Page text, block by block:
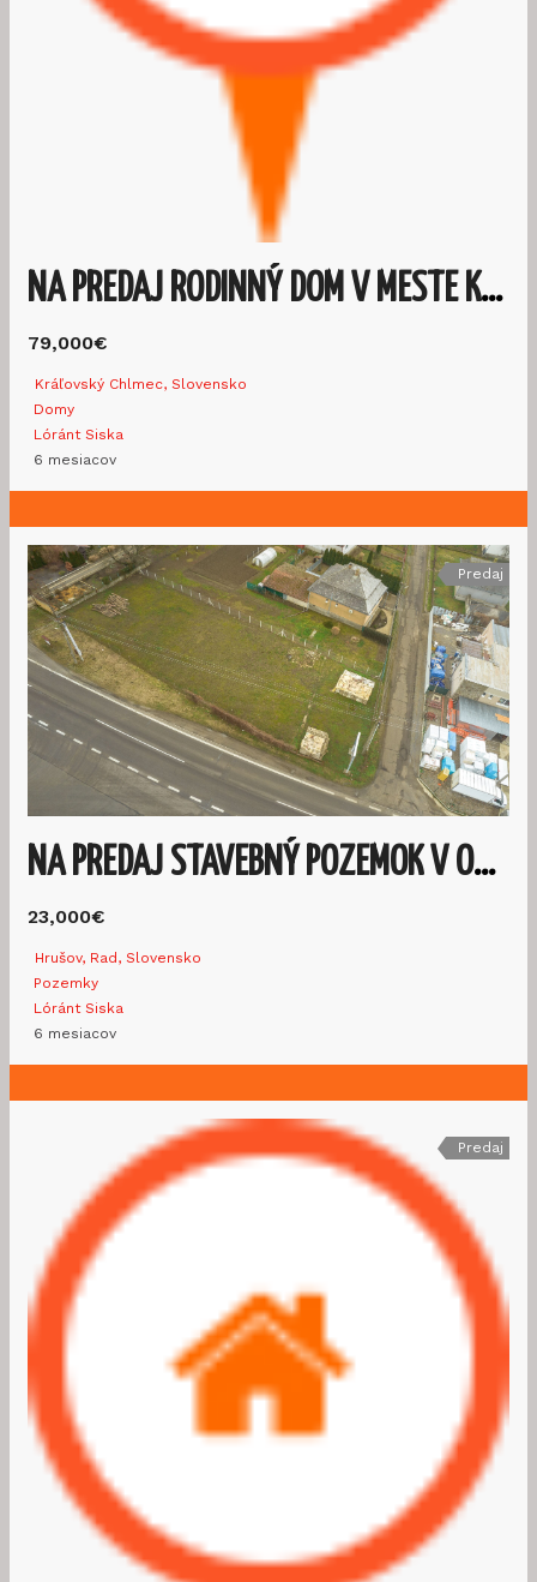
NA PREDAJ RODINNÝ DOM V MESTE KRÁĽOVSKÝ CHLMEC
79,000€
Kráľovský Chlmec, Slovensko
Domy
Lóránt Siska
6 mesiacov
Predaj
NA PREDAJ STAVEBNÝ POZEMOK V OBCI RAD-HRUŠOV
23,000€
Hrušov, Rad, Slovensko
Pozemky
Lóránt Siska
6 mesiacov
Predaj